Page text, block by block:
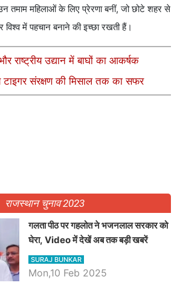
महिलाओं के लिए प्रेरणा बनीं, जो छोटे शहर से
में पहचान बनाने की इच्छा रखती हैं।
राष्ट्रीय उद्यान में बाघों का आकर्षक
टाइगर संरक्षण की मिसाल तक का सफर
राजस्थान चुनाव 2023
गलता पीठ पर गहलोत ने भजनलाल सरकार को
घेरा, Video में देखें अब तक बड़ी खबरें
SURAJ BUNKAR
Mon,10 Feb 2025